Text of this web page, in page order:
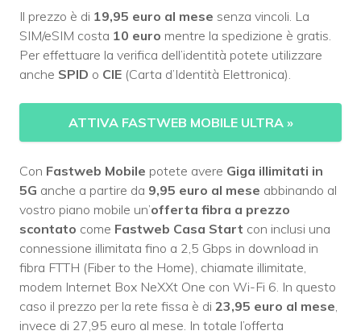
Il prezzo è di 19,95 euro al mese senza vincoli. La
SIM/eSIM costa 10 euro mentre la spedizione è gratis.
Per effettuare la verifica dell’identità potete utilizzare
anche SPID o CIE (Carta d’Identità Elettronica).
ATTIVA FASTWEB MOBILE ULTRA »
Con Fastweb Mobile potete avere Giga illimitati in
5G anche a partire da 9,95 euro al mese abbinando al
vostro piano mobile un’offerta fibra a prezzo
scontato come Fastweb Casa Start con inclusi una
connessione illimitata fino a 2,5 Gbps in download in
fibra FTTH (Fiber to the Home), chiamate illimitate,
modem Internet Box NeXXt One con Wi-Fi 6. In questo
caso il prezzo per la rete fissa è di 23,95 euro al mese,
invece di 27,95 euro al mese. In totale l’offerta